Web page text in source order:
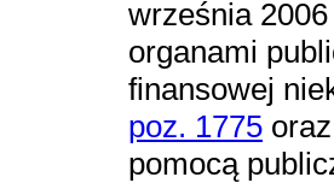
września
organami
finansowej
poz. 1775
pomocą